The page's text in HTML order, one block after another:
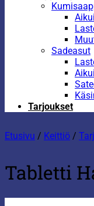
Sadeasut
Tarjoukset
Etusivu / Keittiö /
Tabletti